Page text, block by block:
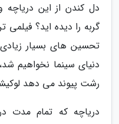
دل کندن از این
گربه را دیده اید؟ فیلمی
تحسین های بسیار زیادی
دنیای سینما نخواهیم
رشت پیوند می دهد
دریاچه که تمام مدت